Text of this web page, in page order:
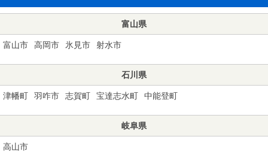
富山県
富山市 高岡市 氷見市 射水市
石川県
津幡町 羽咋市 志賀町 宝達志水町 中能登町
岐阜県
高山市